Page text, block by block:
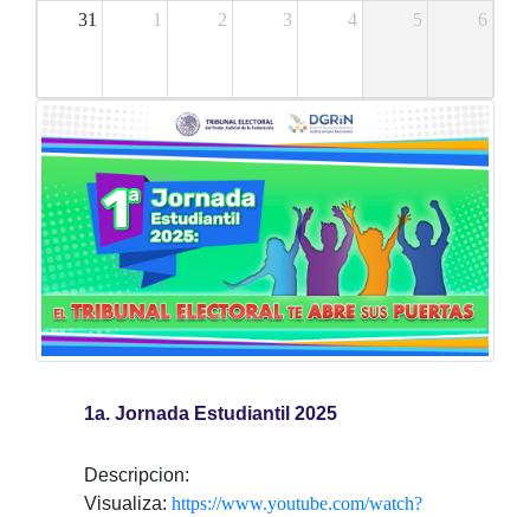
31 1 2 3 4 5 6
1a. Jornada Estudiantil 2025
Descripcion:
Visualiza: https://www.youtube.com/watch?